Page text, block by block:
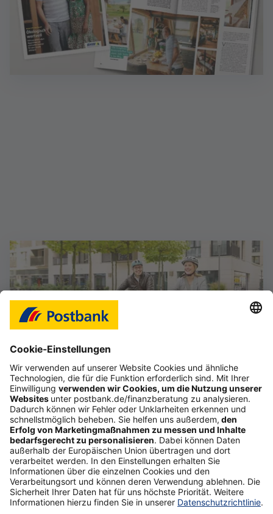
Das Gefühl, im Job frei zu sein
Starte deine selbstständige Karriere im Vertrieb,
auch als Quereinsteiger (d/m/w).